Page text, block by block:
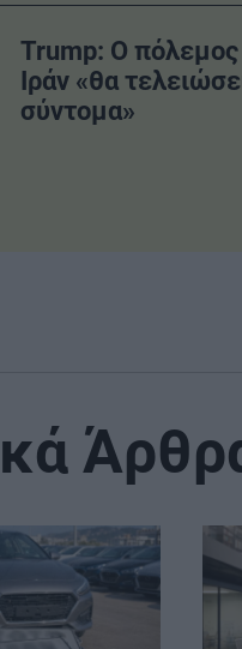
Trump: Ο
Ιράν «θα
σύντομα»